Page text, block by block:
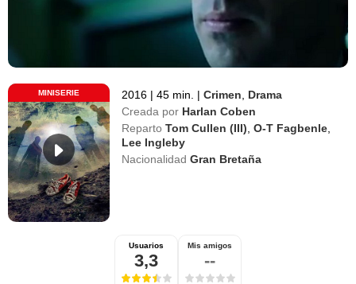
MINISERIE 2016 | 45 min. | Crimen
Drama
Creada por Harlan Coben
Reparto Tom Cullen (III) ,O-T Fagbenle
Lee Ingleby
Nacionalidad Gran Bretaña
Usuarios
3,3
Mis amigos
--